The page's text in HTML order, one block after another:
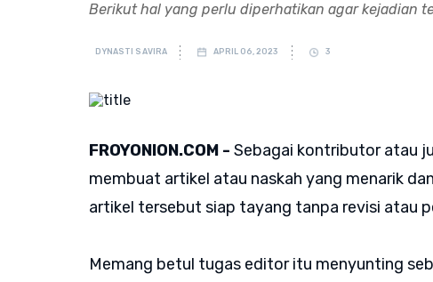
Berikut hal yang perlu diperhatikan agar kejadian
DYNASTI SAVIRA APRIL 06, 2023 3
FROYONION.COM - Sebagai kontributor atau
membuat artikel atau naskah yang menarik
artikel tersebut siap tayang tanpa revisi atau
Memang betul tugas editor itu menyunting